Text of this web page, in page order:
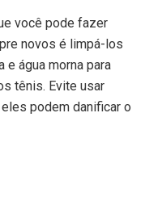
você pode fazer
novos é limpá-los
e água morna para
tênis. Evite usar
podem danificar o